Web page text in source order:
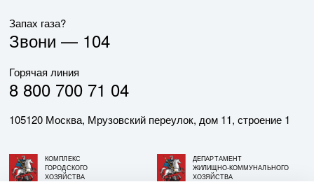
Запах газа?
Звони — 104
Горячая линия
8 800 700 71 04
105120 Москва, Мрузовский переулок, дом 11, строение 1
КОМПЛЕКС
ГОРОДСКОГО
ХОЗЯЙСТВА
ДЕПАРТАМЕНТ
ЖИЛИЩНО-КОММУНАЛЬНОГО
ХОЗЯЙСТВА